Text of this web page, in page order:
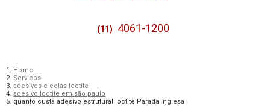
(11) 4061-1200
Home
Serviços
adesivos e colas loctite
adesivo loctite em são paulo
quanto custa adesivo estrutural loctite Parada Inglesa